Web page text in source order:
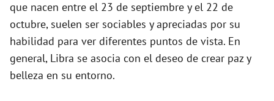
que nacen entre el 23 de septiembre y el 22 de
octubre, suelen ser sociables y apreciadas por su
habilidad para ver diferentes puntos de vista. En
general, Libra se asocia con el deseo de crear paz y
belleza en su entorno.